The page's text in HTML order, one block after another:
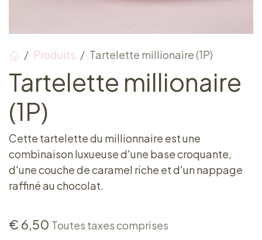
Produits Tartelette millionaire (1P)
Tartelette millionaire
(1P)
Cette tartelette du millionnaire est une
combinaison luxueuse d'une base croquante,
d'une couche de caramel riche et d'un nappage
raffiné au chocolat.
€ 6,50 Toutes taxes comprises